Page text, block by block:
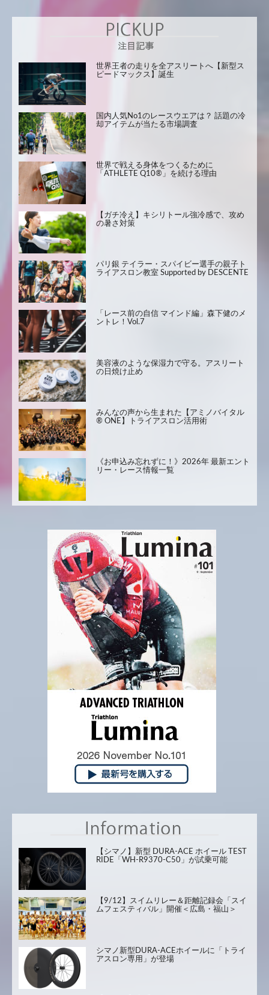
世界王者の走りを全アスリートへ【新型ス
ピードマックス】誕生
国内人気No1のレースウエアは？ 話題の冷
却アイテムが当たる市場調査
世界で戦える身体をつくるために
「ATHLETE Q10®」を続ける理由
【ガチ冷え】キシリトール強冷感で、攻め
の暑さ対策
パリ銀 テイラー・スパイビー選手の親子ト
ライアスロン教室 Supported by DESCENTE
「レース前の自信 マインド編」森下健のメ
ントレ！Vol.7
美容液のような保湿力で守る。アスリート
の日焼け止め
みんなの声から生まれた【アミノバイタル
® ONE】トライアスロン活用術
《お申込み忘れずに！》2026年 最新エント
リー・レース情報一覧
【シマノ】新型 DURA-ACE ホイール TEST
RIDE「WH-R9370-C50」が試乗可能
【9/12】スイムリレー＆距離記録会「スイ
ムフェスティバル」開催＜広島・福山＞
シマノ新型DURA-ACEホイールに「トライ
アスロン専用」が登場